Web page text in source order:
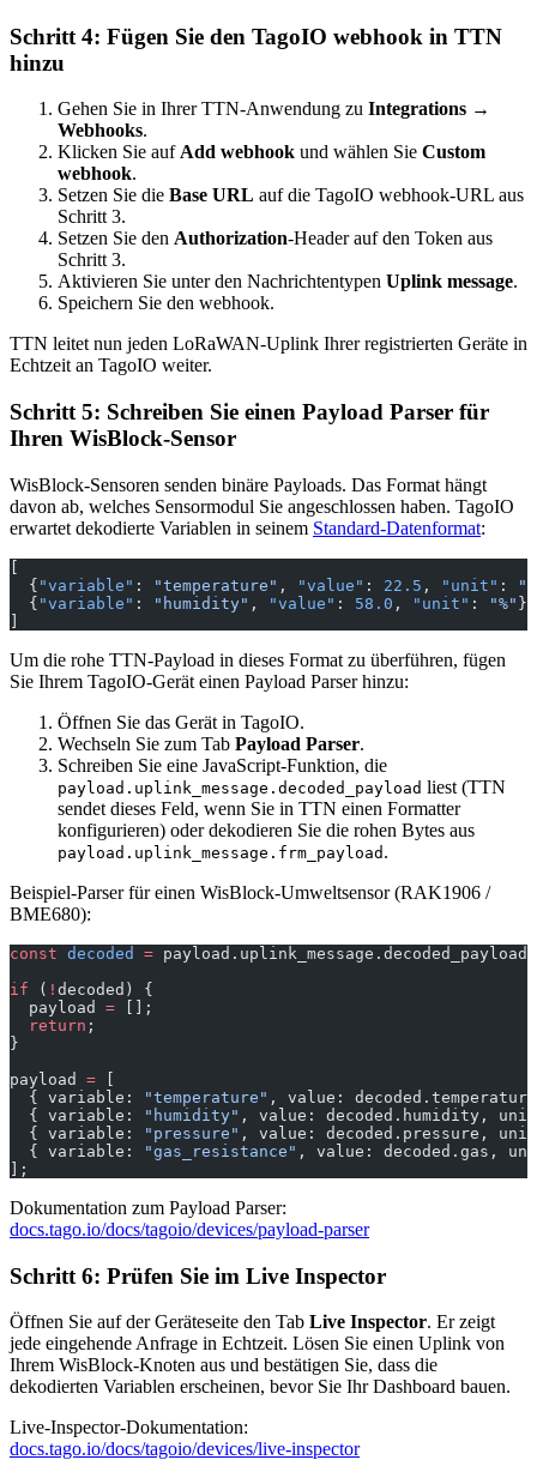
Schritt 4: Fügen Sie den TagoIO webhook in TTN
hinzu
Gehen Sie in Ihrer TTN-Anwendung zu Integrations →
Webhooks.
Klicken Sie auf Add webhook und wählen Sie Custom
webhook.
Setzen Sie die Base URL auf die TagoIO webhook-URL aus
Schritt 3.
Setzen Sie den Authorization-Header auf den Token aus
Schritt 3.
Aktivieren Sie unter den Nachrichtentypen Uplink message.
Speichern Sie den webhook.
TTN leitet nun jeden LoRaWAN-Uplink Ihrer registrierten Geräte in
Echtzeit an TagoIO weiter.
Schritt 5: Schreiben Sie einen Payload Parser für
Ihren WisBlock-Sensor
WisBlock-Sensoren senden binäre Payloads. Das Format hängt
davon ab, welches Sensormodul Sie angeschlossen haben. TagoIO
erwartet dekodierte Variablen in seinem Standard-Datenformat:
  {
"variable" : "temperature" , "value" : 22.5 , "unit" :
  {
"variable" : "humidity" , "value" : 58.0 , "unit" : "%" }
Um die rohe TTN-Payload in dieses Format zu überführen, fügen
Sie Ihrem TagoIO-Gerät einen Payload Parser hinzu:
Öffnen Sie das Gerät in TagoIO.
Wechseln Sie zum Tab Payload Parser.
Schreiben Sie eine JavaScript-Funktion, die
payload.uplink_message.decoded_payload liest (TTN
sendet dieses Feld, wenn Sie in TTN einen Formatter
konfigurieren) oder dekodieren Sie die rohen Bytes aus
payload.uplink_message.frm_payload .
Beispiel-Parser für einen WisBlock-Umweltsensor (RAK1906 /
BME680):
const decoded = payload.uplink_message.decoded_payload;
if ( ! decoded) {
  payload
= [];
  return
;
}
payload =
  { variable:
"temperature" , value:
  { variable:
"humidity" , value: decoded.humidity,
  { variable:
"pressure" , value: decoded.pressure,
  { variable:
"gas_resistance" , value: decoded.gas,
];
Dokumentation zum Payload Parser:
docs.tago.io/docs/tagoio/devices/payload-parser
Schritt 6: Prüfen Sie im Live Inspector
Öffnen Sie auf der Geräteseite den Tab Live Inspector. Er zeigt
jede eingehende Anfrage in Echtzeit. Lösen Sie einen Uplink von
Ihrem WisBlock-Knoten aus und bestätigen Sie, dass die
dekodierten Variablen erscheinen, bevor Sie Ihr Dashboard bauen.
Live-Inspector-Dokumentation:
docs.tago.io/docs/tagoio/devices/live-inspector